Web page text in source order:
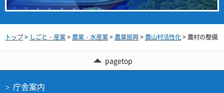
トップ> しごと・産業> 農業・水産業> 農業振興> 農山村活性化> 農村の整備
pagetop
庁舎案内